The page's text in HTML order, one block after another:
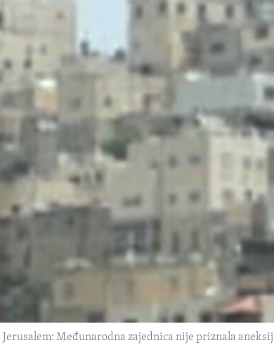
Jerusalem: Međunarodna zajednica nije priznala